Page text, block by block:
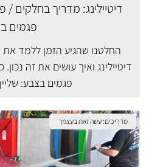
דיטיילינג: מדריך בחלקים /
פגמים
החלטנו שהגיע הזמן ללמד
דיטיילינג ואיך עושים את זה
פגמים בצבע:
מדריכים: עשה זאת בעצמך